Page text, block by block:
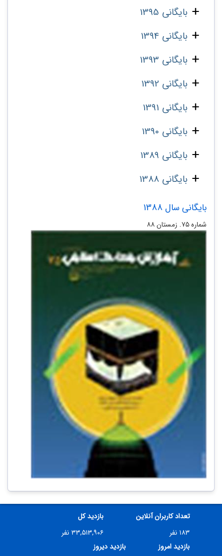
بایگانی 1395
بایگانی 1394
بایگانی 1393
بایگانی 1392
بایگانی 1391
بایگانی 1390
بایگانی 1389
بایگانی 1388
بایگانی سال 1388
شماره‌ ۷۵. زمستان ۸۸
تعداد کاربران آنلاین
۱۸۳ نفر
بازدید کل
۳۳,۵۱۳,۹۰۶ نفر
بازدید امروز
بازدید دیروز